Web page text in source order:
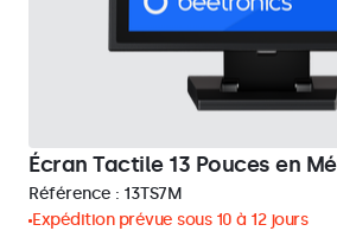
Écran Tactile 13 Pouces en
Référence : 13TS7M
Expédition prévue sous 10 à 12 jours